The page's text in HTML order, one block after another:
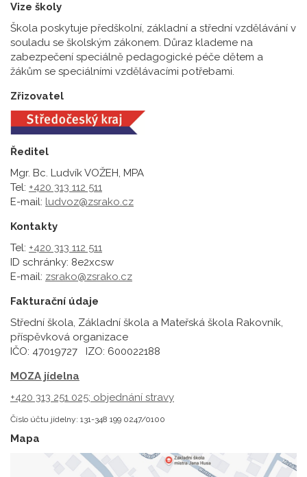
Vize školy
Škola poskytuje předškolní, základní a střední vzdělávání v
souladu se školským zákonem. Důraz klademe na
zabezpečení speciálně pedagogické péče dětem a
žákům se speciálními vzdělávacími potřebami.
Zřizovatel
Ředitel
Mgr. Bc. Ludvík VOŽEH, MPA
Tel: +420 313 112 511
E-mail: ludvoz@zsrako.cz
Kontakty
Tel: +420 313 112 511
ID schránky: 8e2xcsw
E-mail: zsrako@zsrako.cz
Fakturační údaje
Střední škola, Základní škola a Mateřská škola Rakovník,
příspěvková organizace
IČO: 47019727 IZO: 600022188
MOZA jídelna
+420 313 251 025; objednání stravy
Číslo účtu jídelny: 131-348 199 0247/0100
Mapa